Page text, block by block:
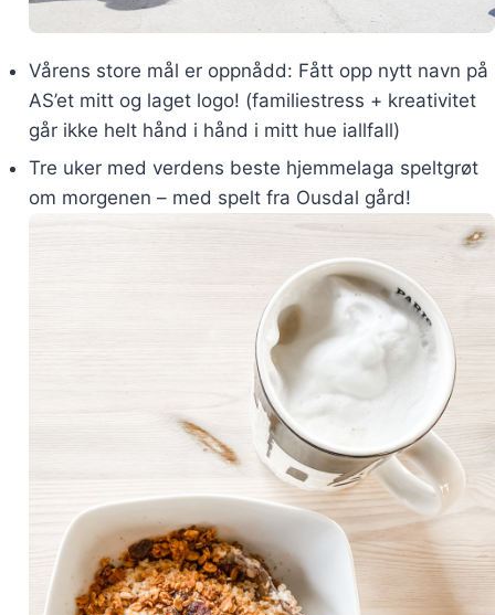
Vårens store mål er oppnådd: Fått opp nytt navn på
AS’et mitt og laget logo! (familiestress + kreativitet
går ikke helt hånd i hånd i mitt hue iallfall)
Tre uker med verdens beste hjemmelaga speltgrøt
om morgenen – med spelt fra Ousdal gård!